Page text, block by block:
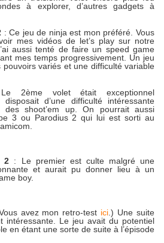
à explorer, d’autres gadgets à
: Ce jeu de ninja est mon préféré. Vous
mes vidéos de let’s play sur notre
aussi tenté de faire un speed game
mes temps progressivement. Un jeu
pouvoirs variés et une difficulté variable
volet était exceptionnel
d’une difficulté intéressante
des shoot’em up. On pourrait aussi
3 ou Parodius 2 qui lui est sorti au
2 : Le premier est culte malgré une
et aurait pu donner lieu à un
boy.
avez mon retro-test ici .) Une suite
intéressante. Le jeu avait du potentiel
en étant une sorte de suite à l’épisode